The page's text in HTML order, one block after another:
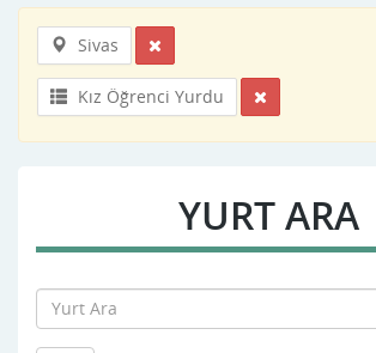
Sivas
Kız Öğrenci Yurdu
YURT ARA